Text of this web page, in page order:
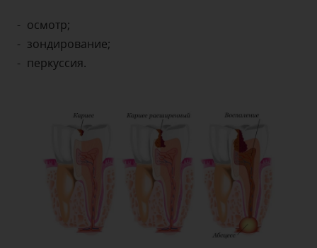
осмотр;
зондирование;
перкуссия.